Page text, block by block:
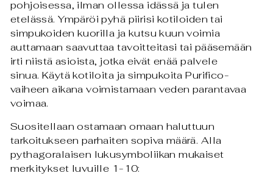
pohjoisessa, ilman ollessa idässä ja tulen
etelässä. Ympäröi pyhä piirisi kotiloiden tai
simpukoiden kuorilla ja kutsu kuun voimia
auttamaan saavuttaa tavoitteitasi tai pääsemään
irti niistä asioista, jotka eivät enää palvele
sinua. Käytä kotiloita ja simpukoita Purifico-
vaiheen aikana voimistamaan veden parantavaa
voimaa.
Suositellaan ostamaan omaan haluttuun
tarkoitukseen parhaiten sopiva määrä. Alla
pythagoralaisen lukusymboliikan mukaiset
merkitykset luvuille 1-10: